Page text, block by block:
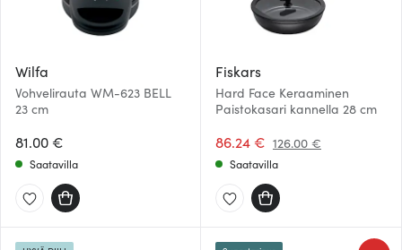
Wilfa
Vohvelirauta WM-623 BELL
23 cm
81.00 €
Saatavilla
Fiskars
Hard Face Keraaminen
Paistokasari kannella 28 cm
86.24 € 126.00 €
Saatavilla